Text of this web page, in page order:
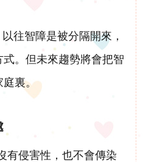
往智障是被分隔開來，
。但未來趨勢將會把智
庭裏。
有侵害性，也不會傳染